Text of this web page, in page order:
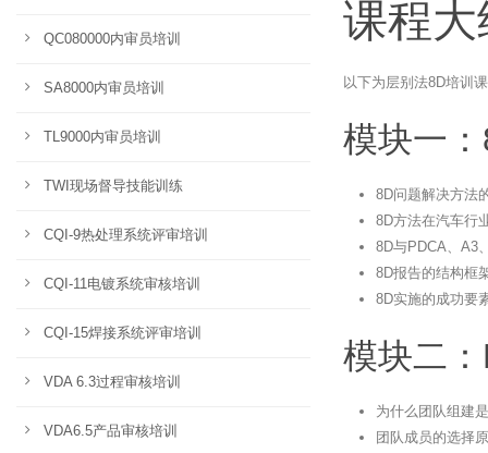
课程大
以下为层别法8D培训
模块一
8D问题解决方法
8D方法在汽车行
8D与PDCA、A3
8D报告的结构框
8D实施的成功要
模块二
为什么团队组建
团队成员的选择
QC080000内审员培训
SA8000内审员培训
TL9000内审员培训
TWI现场督导技能训练
CQI-9热处理系统评审培训
CQI-11电镀系统审核培训
CQI-15焊接系统评审培训
VDA 6.3过程审核培训
VDA6.5产品审核培训